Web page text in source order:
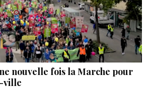
nouvelle fois la Marche pour
ville